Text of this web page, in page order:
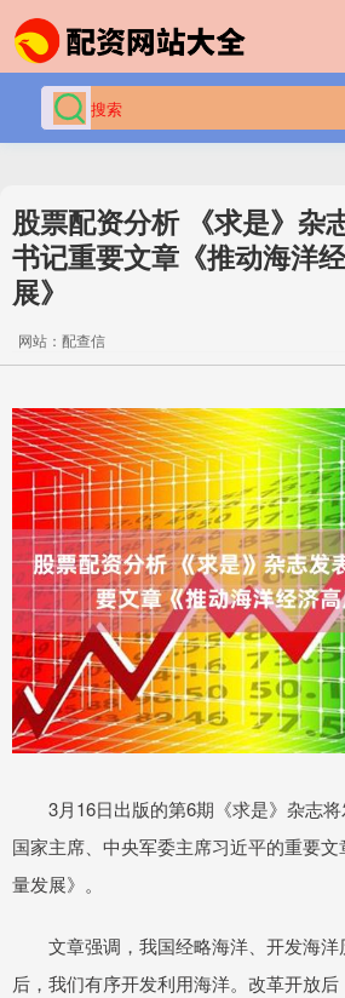
股票配资分析 《求是》杂
书记重要文章《推动海洋
展》
网站：配查信
3月16日出版的第6期《求是》杂志将
国家主席、中央军委主席习近平的重要
量发展》。
文章强调，我国经略海洋、开发海洋
后，我们有序开发利用海洋。改革开放